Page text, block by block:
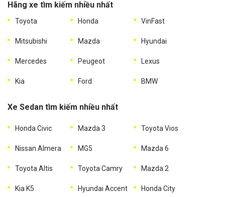
Hãng xe tìm kiếm nhiều nhất
Toyota Honda VinFast
Mitsubishi Mazda Hyundai
Mercedes Peugeot Lexus
Kia Ford BMW
Xe Sedan tìm kiếm nhiều nhất
Honda Civic Mazda 3 Toyota Vios
Nissan Almera MG5 Mazda 6
Toyota Altis Toyota Camry Mazda 2
Kia K5 Hyundai Accent Honda City